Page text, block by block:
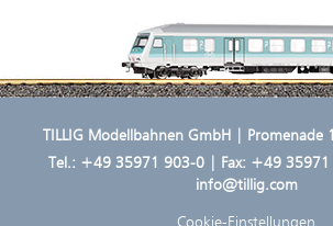
TILLIG Modellbahnen GmbH |
Tel.: +49 35971 903-0| Fax: +49 35971
info@tillig.com
Cookie-Einstellungen